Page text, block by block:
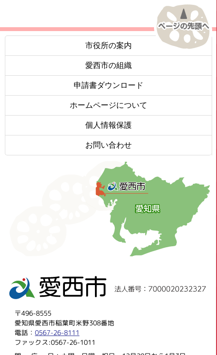
市役所の案内
愛西市の組織
申請書ダウンロード
ホームページについて
個人情報保護
お問い合わせ
〒496-8555
愛知県愛西市稲葉町米野308番地
電話：0567-26-8111
ファックス:0567-26-1011